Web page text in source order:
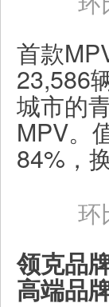
首款
23,586
城市的
MPV。
84%，
环
领克品
高端品